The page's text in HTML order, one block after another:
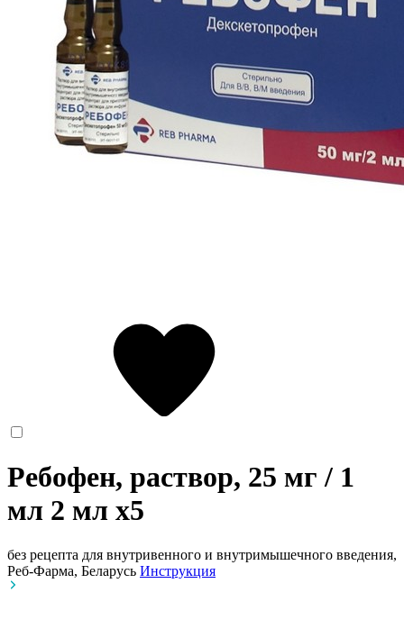
Ребофен, раствор, 25 мг / 1
мл 2 мл x5
без рецепта для внутривенного и внутримышечного введения,
Реб-Фарма, Беларусь Инструкция